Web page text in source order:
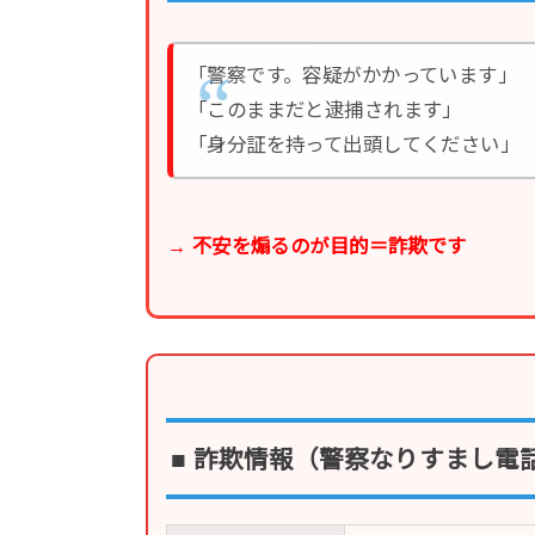
「警察です。容疑がかかっています」
「このままだと逮捕されます」
「身分証を持って出頭してください」
→ 不安を煽るのが目的＝詐欺です
■ 詐欺情報（警察なりすまし電